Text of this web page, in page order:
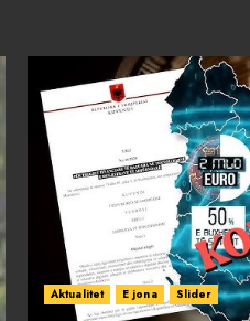
Aktualitet E jona Slider